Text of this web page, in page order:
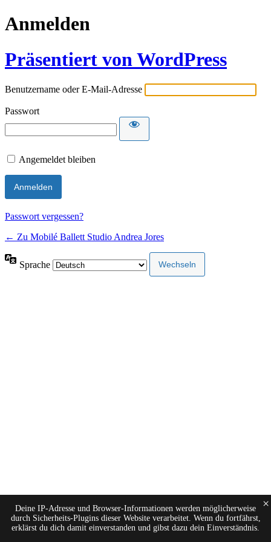
Anmelden
Präsentiert von WordPress
Benutzername oder E-Mail-Adresse
Passwort
Angemeldet bleiben
Passwort vergessen?
← Zu Mobilé Ballett Studio Andrea Jores
Sprache
Deine IP-Adresse und Browser-Informationen werden möglicherweise
durch Sicherheits-Plugins dieser Website verarbeitet. Wenn du fortfährst,
erklärst du dich damit einverstanden und gibst dazu dein Einverständnis.
×